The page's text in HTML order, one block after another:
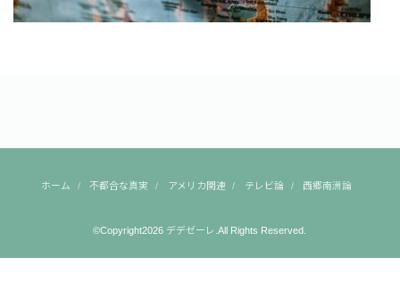
ホーム 不都合な真実 アメリカ関連 テレビ論 西郷南洲論
©Copyright2026 デデゼーレ .All Rights Reserved.